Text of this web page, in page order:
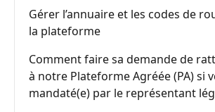
Gérer l’annuaire et les codes de
la plateforme
Comment faire sa demande de
à notre Plateforme Agréée (PA) si
mandaté(e) par le représentant